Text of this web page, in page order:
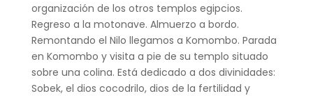
organización de los otros templos egipcios.
Regreso a la motonave. Almuerzo a bordo.
Remontando el Nilo llegamos a Komombo. Parada
en Komombo y visita a pie de su templo situado
sobre una colina. Está dedicado a dos divinidades:
Sobek, el dios cocodrilo, dios de la fertilidad y